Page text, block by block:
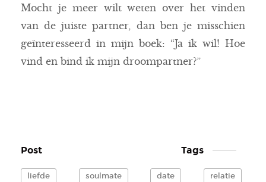
Mocht je meer wilt weten over het vinden
van de juiste partner, dan ben je misschien
geïnteresseerd in mijn boek: “Ja ik wil! Hoe
vind en bind ik mijn droompartner?”
Post Tags
liefde soulmate date relatie